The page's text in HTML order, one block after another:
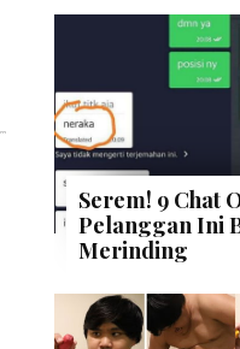
Serem! 9 Chat
Pelanggan Ini
Merinding